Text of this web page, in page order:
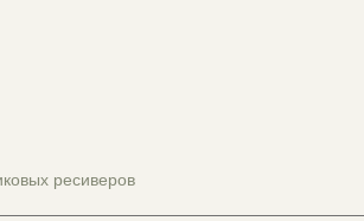
ресиверов